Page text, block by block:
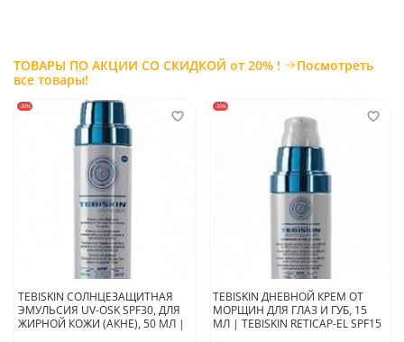
Страна производитель: Корея ТОВАРЫ ПО АКЦИИ СО СКИДКОЙ от 20% !
Посмотреть
все товары!
-20%
TEBISKIN СОЛНЦЕЗАЩИТНАЯ
ЭМУЛЬСИЯ UV-OSK SPF30, ДЛЯ
ЖИРНОЙ КОЖИ (АКНЕ), 50 МЛ |
-20%
TEBISKIN ДНЕВНОЙ КРЕМ ОТ
МОРЩИН ДЛЯ ГЛАЗ И ГУБ, 15
МЛ | TEBISKIN RETICAP-EL SPF15